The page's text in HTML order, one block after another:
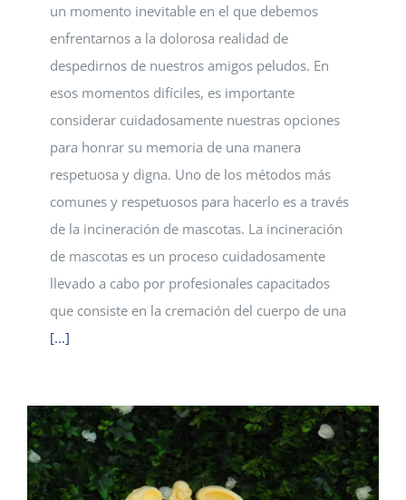
un momento inevitable en el que debemos
enfrentarnos a la dolorosa realidad de
despedirnos de nuestros amigos peludos. En
esos momentos difíciles, es importante
considerar cuidadosamente nuestras opciones
para honrar su memoria de una manera
respetuosa y digna. Uno de los métodos más
comunes y respetuosos para hacerlo es a través
de la incineración de mascotas. La incineración
de mascotas es un proceso cuidadosamente
llevado a cabo por profesionales capacitados
que consiste en la cremación del cuerpo de una
[...]